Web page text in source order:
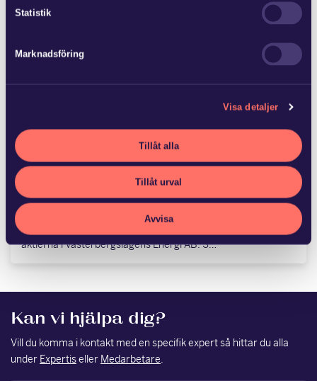
Statistik
Marknadsföring
Visa detaljer
Tillåt alla
Tillåt urval
Avvisa
Advokatfirman Glimstedt har biträtt ägarna till Baker Tilly
Advokatfirman Glimstedt har
biträtt Ludvika Kommun
Stadshus…
Fagersta kommun och Ludvika Kommun Stadshus AB har
aktierna i Västerbergslagens Energi AB. S…
Kan vi hjälpa dig?
Vill du komma i kontakt med en specifik expert så hittar du alla
under Expertiseller Medarbetare.